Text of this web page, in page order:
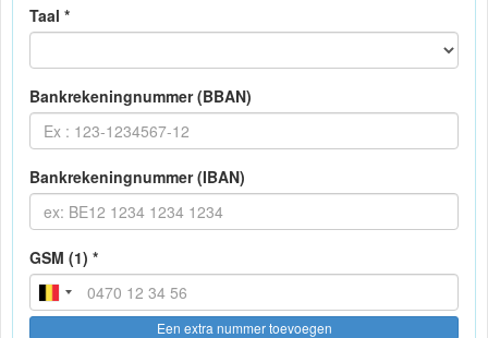
Taal *
Bankrekeningnummer (BBAN)
Bankrekeningnummer (IBAN)
GSM (1) *
Een extra nummer toevoegen